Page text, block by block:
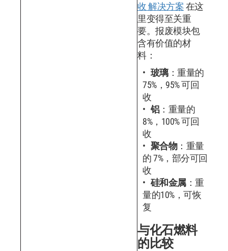
收 解决方案在这
里变得至关重
要。报废模块包
含有价值的材
料：
玻璃：重量的
75%，95% 可回
收
铝：重量的
8%，100% 可回
收
聚合物：重量
的 7%，部分可回
收
硅和金属：重
量的10%，可恢
复
与化石燃料
的比较